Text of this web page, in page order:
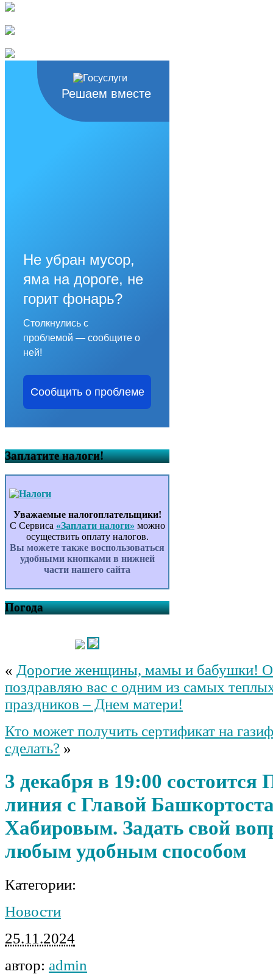
Решаем вместе
Не убран мусор,
яма на дороге, не
горит фонарь?
Столкнулись с
проблемой — сообщите о
ней!
Сообщить о проблеме
Заплатите налоги!
Уважаемые налогоплательщики!
С Сервиса «Заплати налоги» можно
осуществить оплату налогов.
Вы можете также воспользоваться
удобными кнопками в нижней
части нашего сайта
Погода
« Дорогие женщины, мамы и бабушки!
поздравляю вас с одним из самых
праздников – Днем матери!
Кто может получить сертификат на
сделать? »
3 декабря в 19:00 состоится
линия с Главой
Хабировым. Задать свой
любым удобным способом
Категории:
Новости
25.11.2024
автор: admin